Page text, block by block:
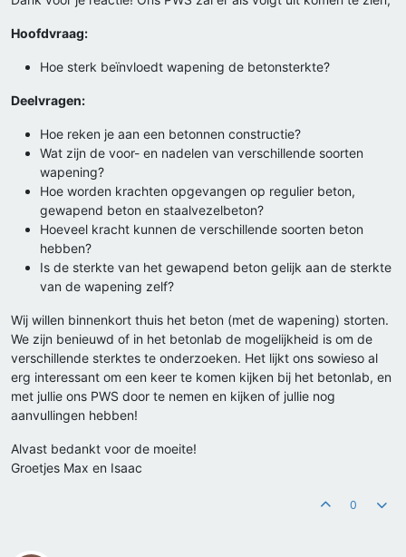
Hoofdvraag:
Hoe sterk beïnvloedt wapening de betonsterkte?
Deelvragen:
Hoe reken je aan een betonnen constructie?
Wat zijn de voor- en nadelen van verschillende soorten
wapening?
Hoe worden krachten opgevangen op regulier beton,
gewapend beton en staalvezelbeton?
Hoeveel kracht kunnen de verschillende soorten beton
hebben?
Is de sterkte van het gewapend beton gelijk aan de sterkte
van de wapening zelf?
Wij willen binnenkort thuis het beton (met de wapening) storten.
We zijn benieuwd of in het betonlab de mogelijkheid is om de
verschillende sterktes te onderzoeken. Het lijkt ons sowieso al
erg interessant om een keer te komen kijken bij het betonlab, en
met jullie ons PWS door te nemen en kijken of jullie nog
aanvullingen hebben!
Alvast bedankt voor de moeite!
Groetjes Max en Isaac
0